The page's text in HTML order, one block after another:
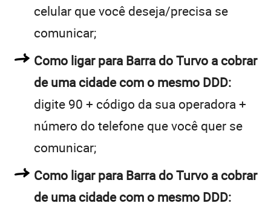
celular que você deseja/precisa se
comunicar;
Como ligar para Barra do Turvo a cobrar
de uma cidade com o mesmo DDD:
digite 90 + código da sua operadora +
número do telefone que você quer se
comunicar;
Como ligar para Barra do Turvo a cobrar
de uma cidade com o mesmo DDD: